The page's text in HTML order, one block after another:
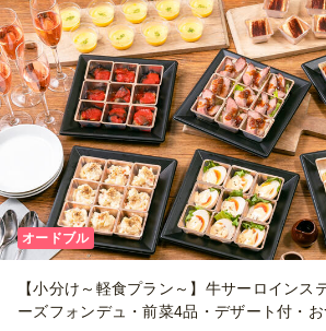
オードブル
【小分け～軽食プラン～】牛サーロインス
ーズフォンデュ・前菜4品・デザート付・